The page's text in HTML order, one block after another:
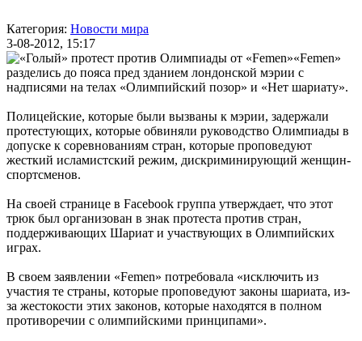
Категория: Новости мира
3-08-2012, 15:17
«Femen»
разделись до пояса пред зданием лондонской мэрии с
надписями на телах «Олимпийский позор» и «Нет шариату».
Полицейские, которые были вызваны к мэрии, задержали
протестующих, которые обвиняли руководство Олимпиады в
допуске к соревнованиям стран, которые проповедуют
жесткий исламистский режим, дискриминирующий женщин-
спортсменов.
На своей странице в Facebook группа утверждает, что этот
трюк был организован в знак протеста против стран,
поддерживающих Шариат и участвующих в Олимпийских
играх.
В своем заявлении «Femen» потребовала «исключить из
участия те страны, которые проповедуют законы шариата, из-
за жестокости этих законов, которые находятся в полном
противоречии с олимпийскими принципами».